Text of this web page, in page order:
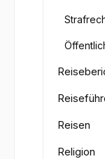
Reisen
Religion